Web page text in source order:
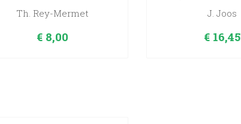
Th. Rey-Mermet
€ 8,00
J. Joos
€16,45